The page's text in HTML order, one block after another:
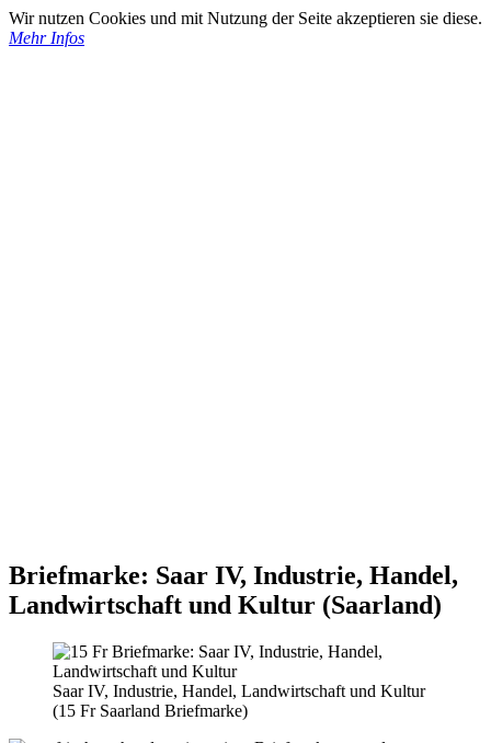
Wir nutzen Cookies und mit Nutzung der Seite akzeptieren sie diese.
Mehr Infos
Briefmarke: Saar IV, Industrie, Handel,
Landwirtschaft und Kultur (Saarland)
Saar IV, Industrie, Handel, Landwirtschaft und Kultur
(15 Fr Saarland Briefmarke)